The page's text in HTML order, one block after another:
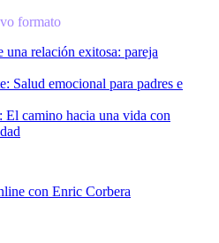
formato
una relación exitosa: pareja
Salud emocional para padres e
El camino hacia una vida con
con Enric Corbera